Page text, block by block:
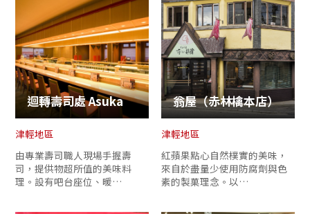
迴轉壽司處 Asuka
津輕地區
由專業壽司職人現場手握壽
司，提供物超所值的美味料
理。設有吧台座位、暖…
翁屋（赤林檎本店）
津輕地區
紅蘋果點心自然樸實的美味，
來自於盡量少使用防腐劑與色
素的製菓理念。以…